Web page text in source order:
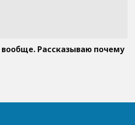
вообще. Рассказываю почему